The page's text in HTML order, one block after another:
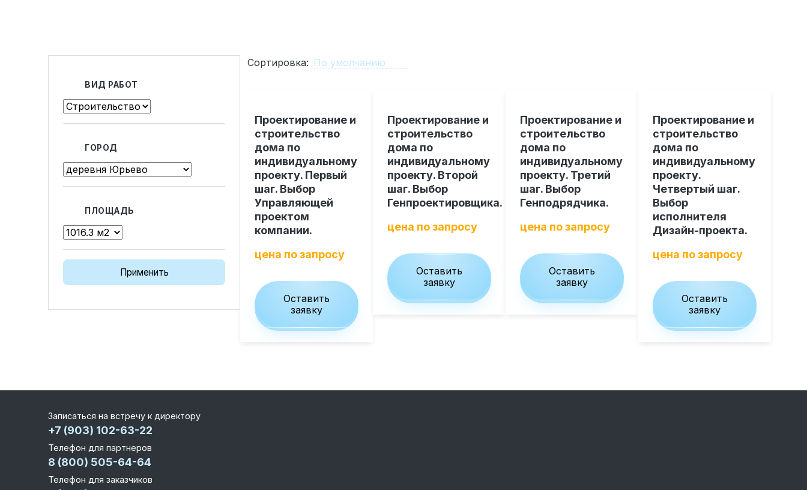
Функция Генпроектировщик
Функция Генподрядчик
Облицовка фасада
Пожизненное обслуживание
Технология по улучшенным российским нормативам
ВИД РАБОТ
ГОРОД
ПЛОЩАДЬ
Применить
Сортировка:
Проектирование и
строительство
дома по
индивидуальному
проекту. Первый
шаг. Выбор
Управляющей
проектом
компании.
цена по запросу
Оставить
заявку
Проектирование и
строительство
дома по
индивидуальному
проекту. Второй
шаг. Выбор
Генпроектировщика.
цена по запросу
Оставить
заявку
Проектирование и
строительство
дома по
индивидуальному
проекту. Третий
шаг. Выбор
Генподрядчика.
цена по запросу
Оставить
заявку
Проектирование и
строительство
дома по
индивидуальному
проекту.
Четвертый шаг.
Выбор
исполнителя
Дизайн-проекта.
цена по запросу
Оставить
заявку
Записаться на встречу к директору
+7 (903) 102-63-22
Телефон для партнеров
8 (800) 505-64-64
Телефон для заказчиков